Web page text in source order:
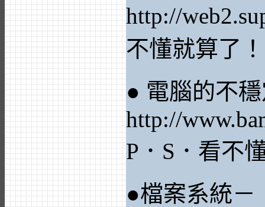
http://
不懂就算了！
● 電腦的不
http://
P．S．看不
●檔案系統－